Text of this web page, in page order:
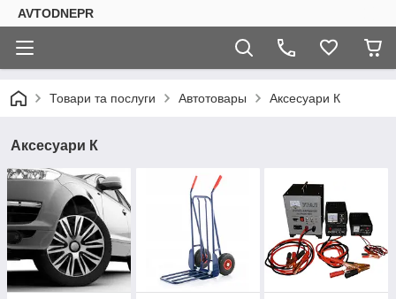
AVTODNEPR
Товари та послуги Автотовары Аксесуари К
Аксесуари К